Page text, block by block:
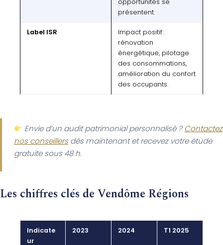
opportunités se
présentent.
Label ISR
Impact positif :
rénovation
énergétique, pilotage
des consommations,
amélioration du confort
des occupants.
Envie d’un audit patrimonial personnalisé ? Contactez
nos conseillersdès maintenant et recevez votre étude
gratuite sous 48 h.
Les chiffres clés de Vendôme Régions
Indicate
ur
2023 2024 T1 2025